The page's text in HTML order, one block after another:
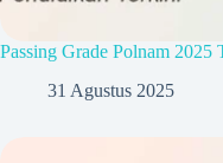
Passing Grade Polnam
31 Agustus 2025